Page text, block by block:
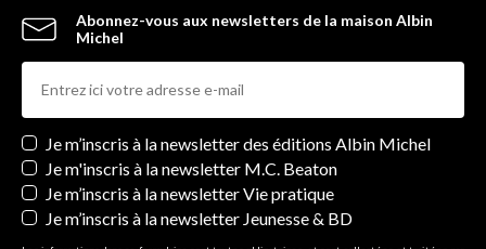
Abonnez-vous aux newsletters de la maison Albin
Michel
Newsletters
Je m’inscris à la newsletter des éditions Albin Michel
Je m'inscris à la newsletter M.C. Beaton
Je m’inscris à la newsletter Vie pratique
Je m’inscris à la newsletter Jeunesse & BD